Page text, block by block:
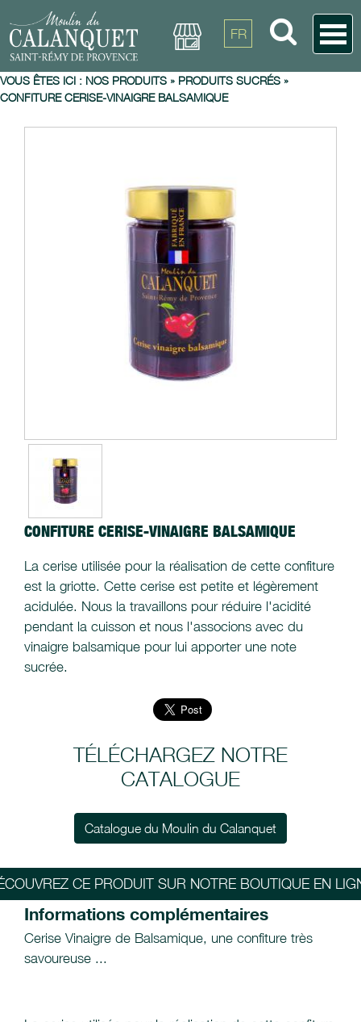
FR
VOUS ÊTES ICI : NOS PRODUITS » PRODUITS SUCRÉS »
CONFITURE CERISE-VINAIGRE BALSAMIQUE
CONFITURE CERISE-VINAIGRE BALSAMIQUE
La cerise utilisée pour la réalisation de cette confiture
est la griotte. Cette cerise est petite et légèrement
acidulée. Nous la travaillons pour réduire l'acidité
pendant la cuisson et nous l'associons avec du
vinaigre balsamique pour lui apporter une note
sucrée.
TÉLÉCHARGEZ NOTRE
CATALOGUE
Catalogue du Moulin du Calanquet
CE PRODUIT SUR NOTRE BOUTIQUE EN
Informations complémentaires
Cerise Vinaigre de Balsamique, une confiture très
savoureuse ...